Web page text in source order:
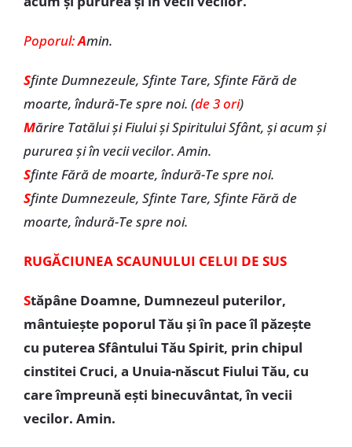
Poporul:Amin.
Sfinte Dumnezeule, Sfinte Tare, Sfinte Fără de
moarte, îndură-Te spre noi. (de 3 ori)
Mărire Tatălui şi Fiului şi Spiritului Sfânt, şi acum şi
pururea şi în vecii vecilor. Amin.
Sfinte Fără de moarte, îndură-Te spre noi.
Sfinte Dumnezeule, Sfinte Tare, Sfinte Fără de
moarte, îndură-Te spre noi.
RUGĂCIUNEA SCAUNULUI CELUI DE SUS
Stăpâne Doamne, Dumnezeul puterilor,
mântuiește poporul Tău și în pace îl păzește
cu puterea Sfântului Tău Spirit, prin chipul
cinstitei Cruci, a Unuia-născut Fiului Tău, cu
care împreună ești binecuvântat, în vecii
vecilor. Amin.